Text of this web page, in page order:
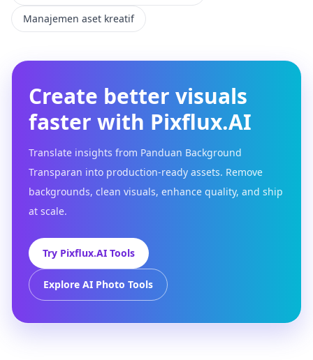
Manajemen aset kreatif
Create better visuals
faster with Pixflux.AI
Translate insights from Panduan Background
Transparan into production-ready assets. Remove
backgrounds, clean visuals, enhance quality, and ship
at scale.
Try Pixflux.AI Tools
Explore AI Photo Tools